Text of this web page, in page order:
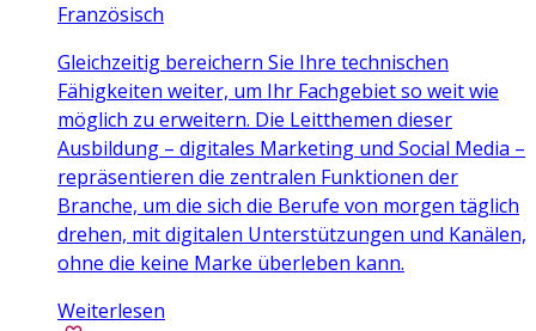
Französisch
Gleichzeitig bereichern Sie Ihre technischen
Fähigkeiten weiter, um Ihr Fachgebiet so weit wie
möglich zu erweitern. Die Leitthemen dieser
Ausbildung – digitales Marketing und Social Media –
repräsentieren die zentralen Funktionen der
Branche, um die sich die Berufe von morgen täglich
drehen, mit digitalen Unterstützungen und Kanälen,
ohne die keine Marke überleben kann.
Weiterlesen